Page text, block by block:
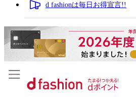
d fashionは毎日お得宣言!!